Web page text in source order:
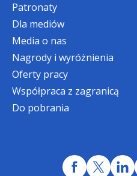
Patronaty
Dla mediów
Media o nas
Nagrody i wyróżnienia
Oferty pracy
Współpraca z zagranicą
Do pobrania